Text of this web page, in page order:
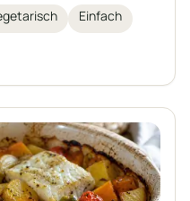
Innere begeistert.
und eignet sich
oder als
mit Freunden.
und sehen im
aus.
Einfach